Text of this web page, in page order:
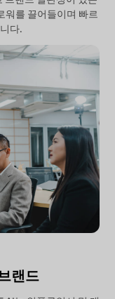
워를 끌어들이며 빠르
다.
랜드